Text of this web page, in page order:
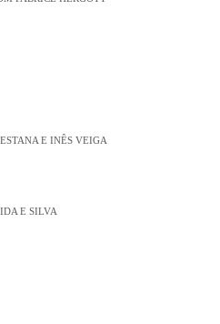
E INÊS VEIGA
E SILVA